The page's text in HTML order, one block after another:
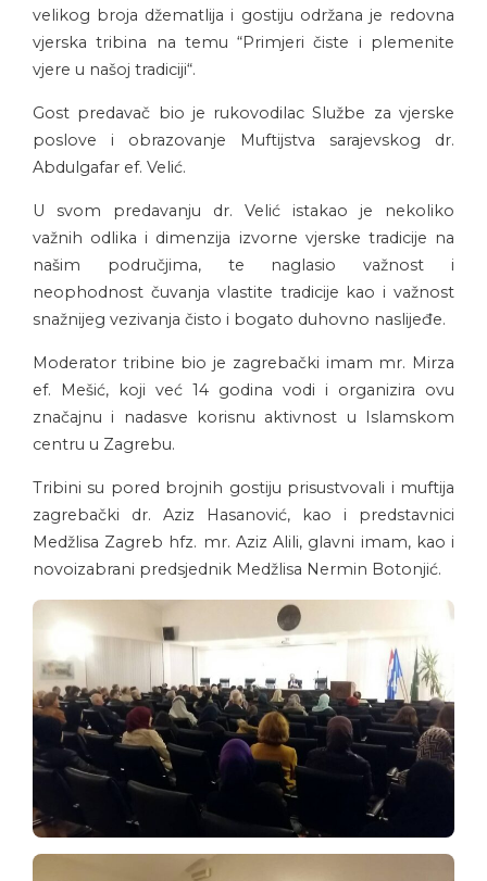
velikog broja džematlija i gostiju održana je redovna
vjerska tribina na temu “Primjeri čiste i plemenite
vjere u našoj tradiciji“.
Gost predavač bio je rukovodilac Službe za vjerske
poslove i obrazovanje Muftijstva sarajevskog dr.
Abdulgafar ef. Velić.
U svom predavanju dr. Velić istakao je nekoliko
važnih odlika i dimenzija izvorne vjerske tradicije na
našim područjima, te naglasio važnost i
neophodnost čuvanja vlastite tradicije kao i važnost
snažnijeg vezivanja čisto i bogato duhovno naslijeđe.
Moderator tribine bio je zagrebački imam mr. Mirza
ef. Mešić, koji već 14 godina vodi i organizira ovu
značajnu i nadasve korisnu aktivnost u Islamskom
centru u Zagrebu.
Tribini su pored brojnih gostiju prisustvovali i muftija
zagrebački dr. Aziz Hasanović, kao i predstavnici
Medžlisa Zagreb hfz. mr. Aziz Alili, glavni imam, kao i
novoizabrani predsjednik Medžlisa Nermin Botonjić.